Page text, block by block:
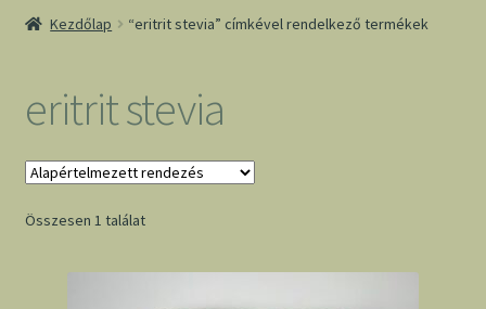
Kezdőlap “eritrit stevia” címkével rendelkező termékek
eritrit stevia
Összesen 1 találat